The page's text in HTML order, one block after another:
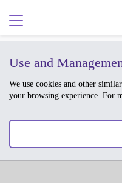
Use and
We use cookies and other
your browsing experience. For